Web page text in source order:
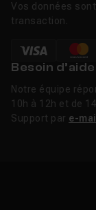
Vos données
transaction.
Besoin
Notre équipe
10h à 12h et de
Support par e-mail